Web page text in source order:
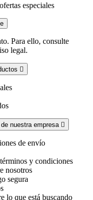
especiales
Para ello, consulte
legal.

nuestra empresa 
de envío
y condiciones
nosotros
segura
lo que está buscando